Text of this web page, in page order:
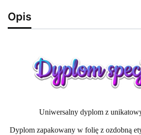
Opis
Uniwersalny dyplom z
Dyplom zapakowany w folię z ozdobną